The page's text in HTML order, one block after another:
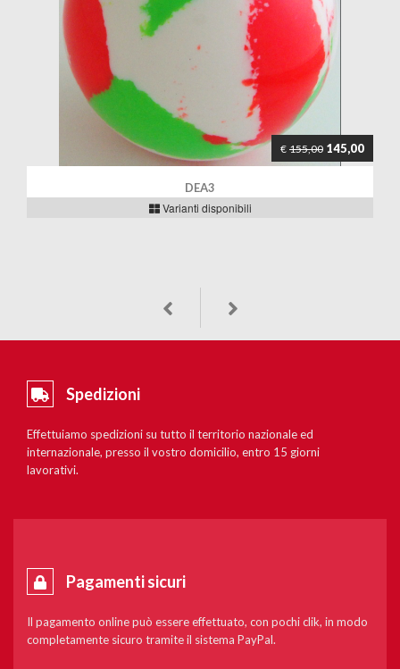
€ 155,00 145,00
DEA3
Varianti disponibili
Spedizioni
Effettuiamo spedizioni su tutto il territorio nazionale ed
internazionale, presso il vostro domicilio, entro 15 giorni
lavorativi.
Pagamenti sicuri
Il pagamento online può essere effettuato, con pochi clik, in modo
completamente sicuro tramite il sistema PayPal.